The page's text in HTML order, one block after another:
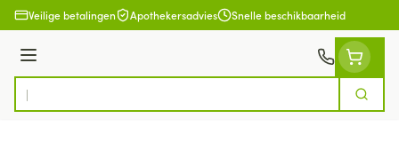
Ga naar de inhoud
Veilige betalingen Apothekersadvies Snelle beschikbaarheid
Menu
Product, merk, categorie...
Zoek